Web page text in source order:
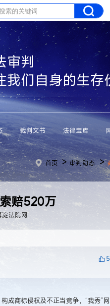
审判
我们自身的生存
裁判文书 法律宝库
首页 >审判动态 >
赔520万
法院网
成商标侵权及不正当竞争，“我秀”